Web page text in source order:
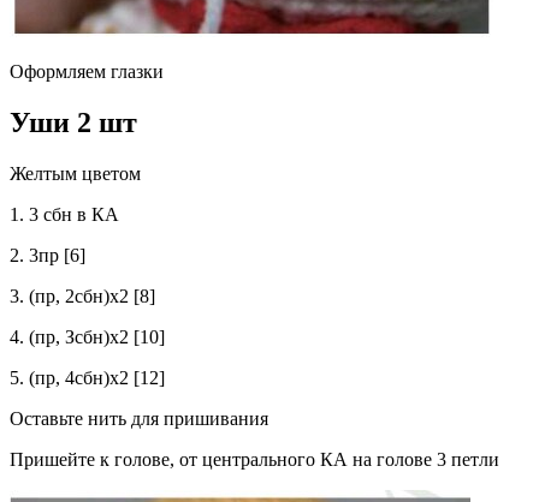
Оформляем глазки
Уши 2 шт
Желтым цветом
1. 3 сбн в КА
2. 3пр [6]
3. (пр, 2сбн)x2 [8]
4. (пр, Зсбн)х2 [10]
5. (пр, 4сбн)х2 [12]
Оставьте нить для пришивания
Пришейте к голове, от центрального КА на голове 3 петли